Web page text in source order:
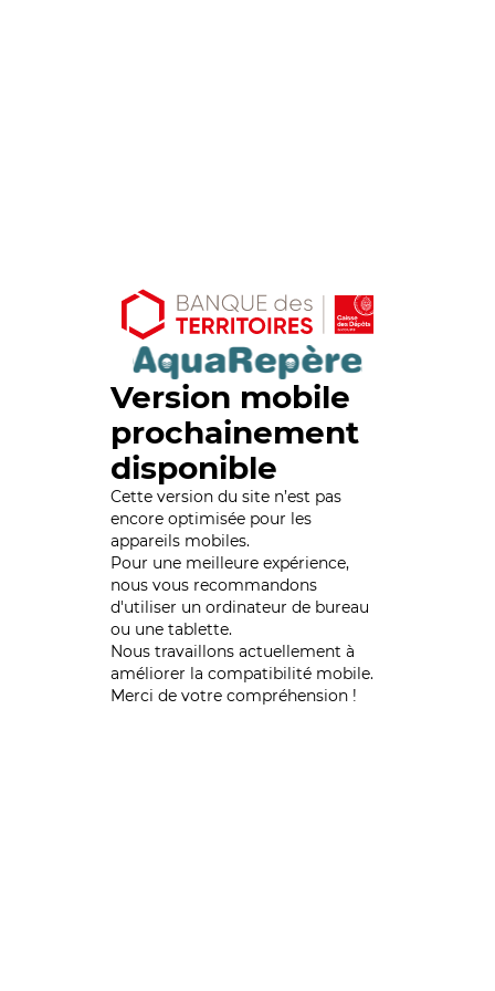
Version mobile
prochainement
disponible
Cette version du site n’est pas
encore optimisée pour les
appareils mobiles.
Pour une meilleure expérience,
nous vous recommandons
d'utiliser un ordinateur de bureau
ou une tablette.
Nous travaillons actuellement à
améliorer la compatibilité mobile.
Merci de votre compréhension !